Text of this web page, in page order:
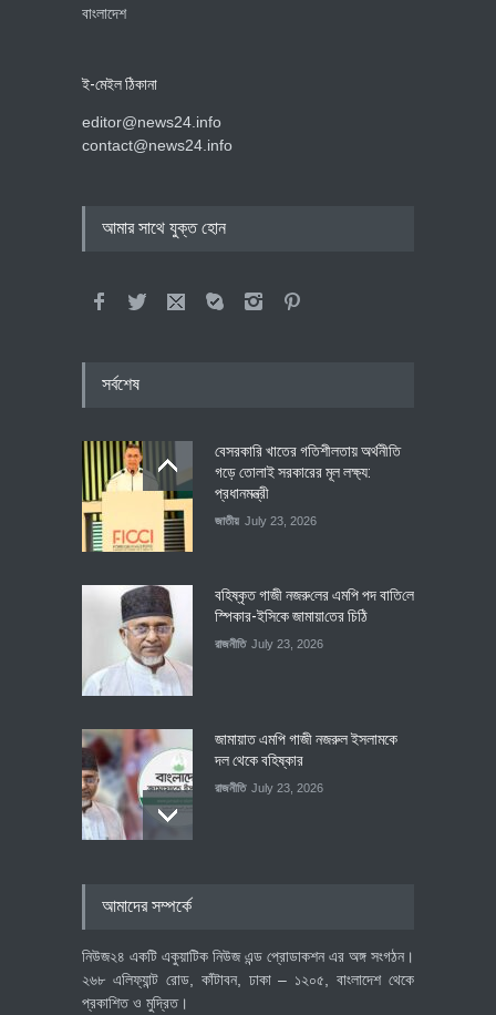
বাংলাদেশ
ই-মেইল ঠিকানা
editor@news24.info
contact@news24.info
আমার সাথে যুক্ত হোন
সর্বশেষ
বেসরকারি খাতের গতিশীলতায় অর্থনীতি
গড়ে তোলাই সরকারের মূল লক্ষ্য:
প্রধানমন্ত্রী
জাতীয় July 23, 2026
বহিষ্কৃত গাজী নজরু‌লের এম‌পি পদ বা‌তি‌লে
স্পিকার-ইসিকে জামায়া‌তের চি‌ঠি
রাজনীতি July 23, 2026
জামায়াত এমপি গাজী নজরুল ইসলামকে
দল থেকে বহিষ্কার
রাজনীতি July 23, 2026
আমাদের সম্পর্কে
নিউজ২৪ একটি একুয়াটিক নিউজ এন্ড প্রোডাকশন এর অঙ্গ সংগঠন।
২৬৮ এলিফ্যান্ট রোড, কাঁটাবন, ঢাকা – ১২০৫, বাংলাদেশ থেকে
প্রকাশিত ও মুদ্রিত।